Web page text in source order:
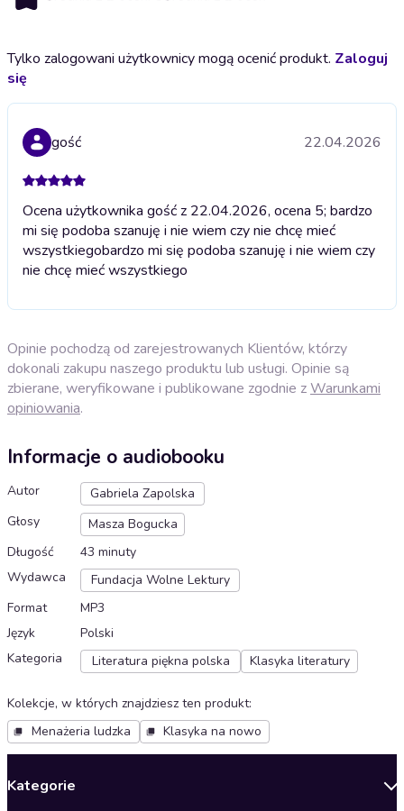
Tylko zalogowani użytkownicy mogą ocenić produkt. Zaloguj
się
gość 22.04.2026
Ocena użytkownika gość z 22.04.2026, ocena 5; bardzo
mi się podoba szanuję i nie wiem czy nie chcę mieć
wszystkiegobardzo mi się podoba szanuję i nie wiem czy
nie chcę mieć wszystkiego
Opinie pochodzą od zarejestrowanych Klientów, którzy
dokonali zakupu naszego produktu lub usługi. Opinie są
zbierane, weryfikowane i publikowane zgodnie zWarunkami
opiniowania.
Informacje o audiobooku
Autor
Gabriela Zapolska
Głosy
Masza Bogucka
Długość
43 minuty
Wydawca
Fundacja Wolne Lektury
Format
MP3
Język
Polski
Kategoria
Literatura piękna polska Klasyka literatury
Kolekcje, w których znajdziesz ten produkt:
Menażeria ludzka
Klasyka na nowo
Kategorie